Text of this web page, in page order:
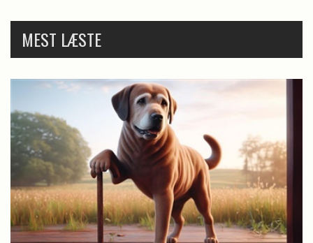
MEST LÆSTE